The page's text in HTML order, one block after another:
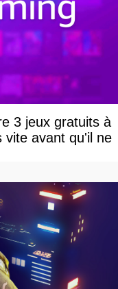
3 jeux gratuits à
vite avant qu'il ne